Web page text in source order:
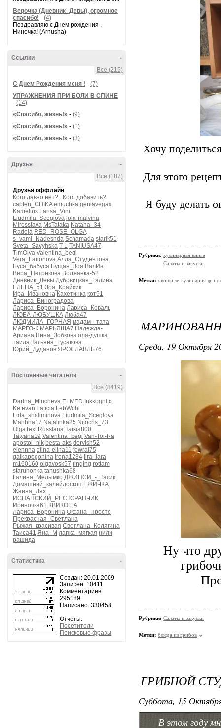
Верочка (Дневник_Девы), огромное
спасибо! - (4)
Поздравляю с Днем рождения ,
Ниночка! (Arnusha)
-
Ссылки
Все (215)
С Днем Рождения меня ! - (7)
УПРАЖНЕНИЯ ПРИ БОЛИ В СПИНЕ
- (14)
«Спасибо, жизнь!» - (9)
«Спасибо, жизнь!» - (1)
«Спасибо, жизнь!» - (3)
-
Друзья
Все (187)
Друзья оффлайн
Кого давно нет?
Кого добавить?
capten_CHIKA emuchka geniavegas
Kamelius Larisa_Vini
Liudmila_Sceglova lola-malvina
Mirosslava MsTataka Nataha_34
Radeia RED_ROSE_OLGA
s_vami_Nadeshda Schamada starik51
Sveta_Savyhska T-L TANIUSA47
TimOlya Valentina_begi
Vera_Larionova Алла_Студентова
Буся_бабуся Бущан_Зоя ВалИв
Вера_Петрикова Волжанка-52
Дневник_Девы Дубовицкая_Галина
ЕЛЕНА_51 Зоя_Крайсик
Ира_Ивановна Кахетинка кот51
Лариса_Виноградова
Лариса_Воронина Лариса_Коваль
ЛЮБА-ЛЮБУШКА Люба47
ЛЮДМИЛА_ГОРНАЯ мадам-_тата
МАРГО-К МАРЬЯША7 Надежда-
Ариана Нина_Зобкова оля-душка
таила Татьяна_Гусакова
Юрий_Дуданов ЯРОСЛАВЛЬ76
-
Постоянные читатели
Все (8419)
Darina_Mincheva ELMED Inkkognito
Ketevan Laticia LebWohl
Lida_shaliminova Liudmila_Sceglova
Mahhha17 Natalinka25 Nitocris_73
OlgaText Russlana Taisia800
Tatyana19 Valentina_begi Van-Toi-Ra
apostol_nik besta-aks dervish52
elennna elina-elina11 fewral75
galkapogonina irena1234 lira_lara
m160160 olgavosk57 ringing rottam
staruhonka tanushka68
Галина_Мелымко ДЖИПСИ_-_Тасик
Домашний_калейдоскоп ЕЖИЧКА
Жанна_Лях
ИСПАНСКИЙ_РЕСТОРАНЧИК
Ириночка61 КВИКОША
Лариса_Воронина Оксана_Просто
Прекрасная_Светлана
Рыжая_красивая Светлана_Колягина
Таиса41 Яна_М лапка_мягкая нили
рашида
-
Статистика
Создан: 20.01.2009
Записей: 10411
Комментариев:
295189
Написано: 330458
Отчеты:
Посетители
Поисковые фразы
Хочу
Для этого
Я буду делать
Рубрики: кулинарная книга
Салаты и закуски
Метки: овощи кулинария
Среда, 19 Октября
Ну что
Рубрики: Салаты и закуски
Метки: блюда из грибов
ГРИБНОЙ
Суббота, 15
В этом году